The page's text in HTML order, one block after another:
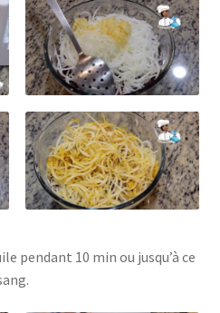
pendant 10 min ou jusqu’à ce